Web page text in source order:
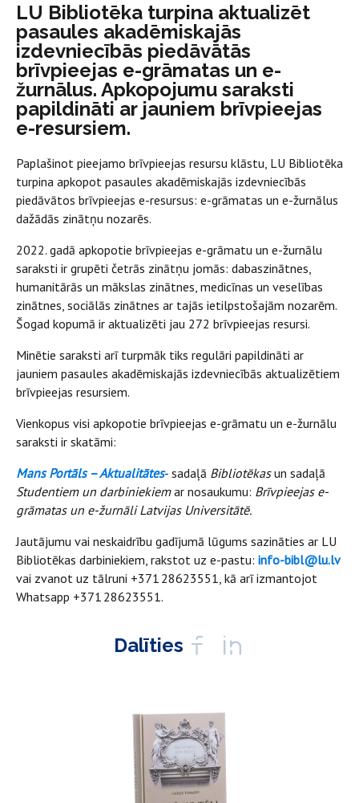
LU Bibliotēka turpina aktualizēt
pasaules akadēmiskajās
izdevniecībās piedāvātās
brīvpieejas e-grāmatas un e-
žurnālus. Apkopojumu saraksti
papildināti ar jauniem brīvpieejas
e-resursiem.
Paplašinot pieejamo brīvpieejas resursu klāstu, LU Bibliotēka
turpina apkopot pasaules akadēmiskajās izdevniecībās
piedāvātos brīvpieejas e-resursus: e-grāmatas un e-žurnālus
dažādās zinātņu nozarēs.
2022. gadā apkopotie brīvpieejas e-grāmatu un e-žurnālu
saraksti ir grupēti četrās zinātņu jomās: dabaszinātnes,
humanitārās un mākslas zinātnes, medicīnas un veselības
zinātnes, sociālās zinātnes ar tajās ietilpstošajām nozarēm.
Šogad kopumā ir aktualizēti jau 272 brīvpieejas resursi.
Minētie saraksti arī turpmāk tiks regulāri papildināti ar
jauniem pasaules akadēmiskajās izdevniecībās aktualizētiem
brīvpieejas resursiem.
Vienkopus visi apkopotie brīvpieejas e-grāmatu un e-žurnālu
saraksti ir skatāmi:
Mans Portāls – Aktualitātes- sadaļā Bibliotēkasun sadaļā
Studentiem un darbiniekiemar nosaukumu: Brīvpieejas e-
grāmatas un e-žurnāli Latvijas Universitātē.
Jautājumu vai neskaidrību gadījumā lūgums sazināties ar LU
Bibliotēkas darbiniekiem, rakstot uz e-pastu: info-bibl@lu.lv
vai zvanot uz tālruni +371 28623551, kā arī izmantojot
Whatsapp +371 28623551.
Dalīties